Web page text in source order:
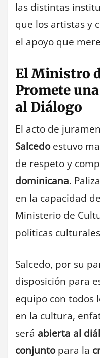
las distintas
que los artistas y
el apoyo que
El Ministro
Promete
al Diálogo
El acto de
Salcedoestuvo
de respeto y
dominicana.
en la capacidad
Ministerio de
políticas
Salcedo, por su
disposición para
equipo con todos
en la cultura,
será abierta al
conjuntopara la